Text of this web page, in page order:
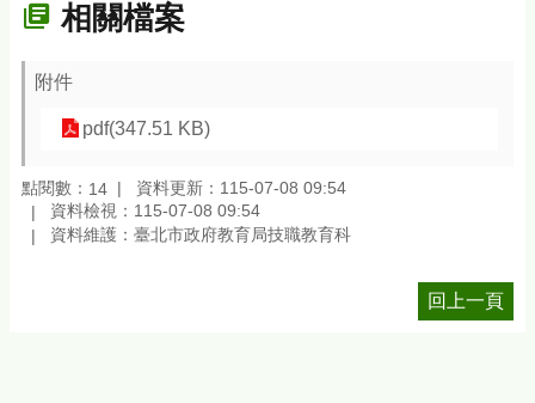
相關檔案
附件
pdf(347.51 KB)
點閱數： 14
資料更新：115-07-08 09:54
資料檢視：115-07-08 09:54
資料維護：臺北市政府教育局技職教育科
回上一頁